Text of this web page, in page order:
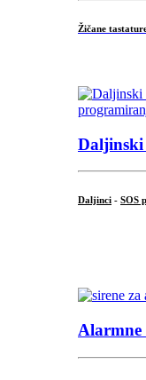
Žičane
Daljinski
Daljinci - SOS
Alarmne